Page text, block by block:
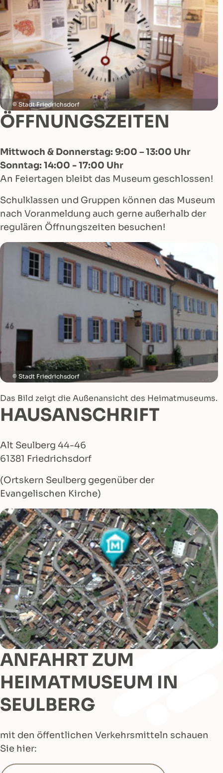
Stadt Friedrichsdorf
ÖFFNUNGSZEITEN
Mittwoch & Donnerstag: 9:00 – 13:00 Uhr
Sonntag: 14:00 - 17:00 Uhr
An Feiertagen bleibt das Museum geschlossen!
Schulklassen und Gruppen können das Museum
nach Voranmeldung auch gerne außerhalb der
regulären Öffnungszeiten besuchen!
Stadt Friedrichsdorf
Das Bild zeigt die Außenansicht des Heimatmuseums.
HAUSANSCHRIFT
Alt Seulberg 44-46
61381 Friedrichsdorf
(Ortskern Seulberg gegenüber der
Evangelischen Kirche)
ANFAHRT ZUM
HEIMATMUSEUM IN
SEULBERG
mit den öffentlichen Verkehrsmitteln schauen
Sie hier: